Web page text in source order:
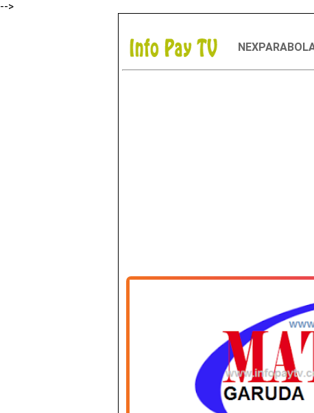
-->